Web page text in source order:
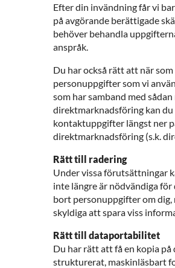
Efter din invändning får vi
på avgörande berättigade
behöver behandla
anspråk.
Du har också rätt att när
personuppgifter som vi
som har samband med
direktmarknadsföring kan
kontaktuppgifter längst ner
direktmarknadsföring (s.k.
Rätt till radering
Under vissa förutsättningar
inte längre är nödvändiga för
bort personuppgifter om dig,
skyldiga att spara viss
Rätt till dataportabilitet
Du har rätt att få en kopia
strukturerat, maskinläsbart